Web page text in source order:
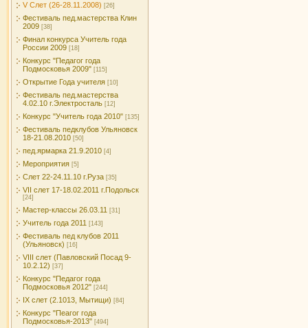
V Слет (26-28.11.2008) [26]
Фестиваль пед.мастерства Клин
2009 [38]
Финал конкурса Учитель года
России 2009 [18]
Конкурс "Педагог года
Подмосковья 2009" [115]
Открытие Года учителя [10]
Фестиваль пед.мастерства
4.02.10 г.Электросталь [12]
Конкурс "Учитель года 2010" [135]
Фестиваль педклубов Ульяновск
18-21.08.2010 [50]
пед.ярмарка 21.9.2010 [4]
Мероприятия [5]
Слет 22-24.11.10 г.Руза [35]
VII слет 17-18.02.2011 г.Подольск
[24]
Мастер-классы 26.03.11 [31]
Учитель года 2011 [143]
Фестиваль пед клубов 2011
(Ульяновск) [16]
VIII слет (Павловский Посад 9-
10.2.12) [37]
Конкурс "Педагог года
Подмосковья 2012" [244]
IX слет (2.1013, Мытищи) [84]
Конкурс "Пеагог года
Подмосковья-2013" [494]